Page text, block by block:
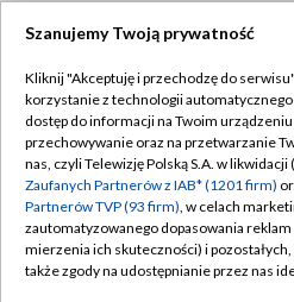
TVP
Abonament TVP
Emisja w TVP
Centrum informacji TVP
Naziemna Telewizja Cyfrowa
Polityka
Moje
Szanujemy Twoją prywatność
Kliknij "Akceptuję i przechodzę do
korzystanie z technologii
dostęp do informacji na Twoim
przechowywanie oraz na przetwarzanie
nas, czyli Telewizję Polską S.A. w likwidacji
Zaufanych Partnerów z IAB* (1201 firm)
Partnerów TVP (93 firm), w celach
zautomatyzowanego dopasowania
mierzenia ich skuteczności) i
także zgody na udostępnianie przez nas